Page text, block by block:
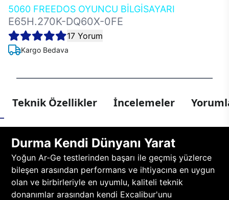
5060 FREEDOS OYUNCU BİLGİSAYARI
E65H.270K-DQ60X-0FE
17 Yorum
Kargo Bedava
Teknik Özellikler İncelemeler
Durma Kendi Dünyanı Yarat
Yoğun Ar-Ge testlerinden başarı ile geçmiş yüzlerce
bileşen arasından performans ve ihtiyacına en uygun
olan ve birbirleriyle en uyumlu, kaliteli teknik
donanımlar arasından kendi Excalibur'unu